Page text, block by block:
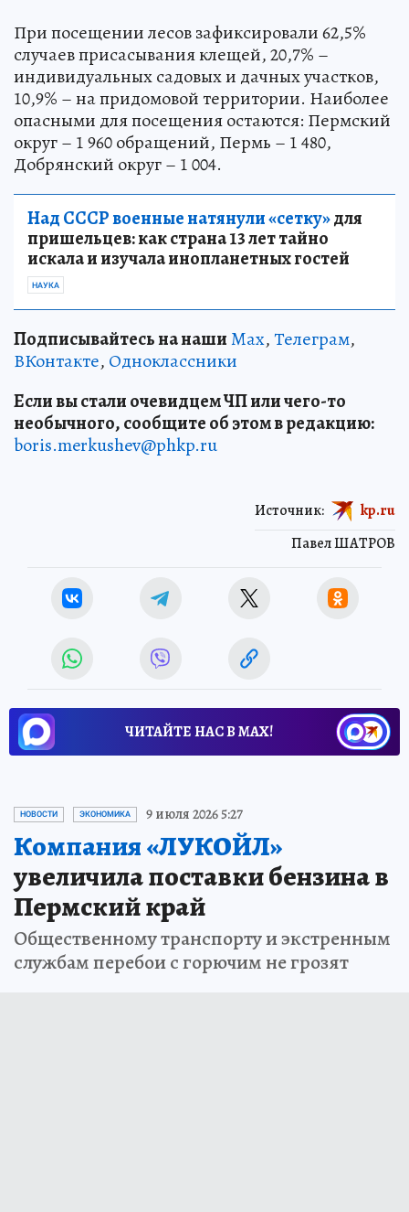
При посещении лесов зафиксировали 62,5%
случаев присасывания клещей, 20,7% –
индивидуальных садовых и дачных участков,
10,9% – на придомовой территории. Наиболее
опасными для посещения остаются: Пермский
округ – 1 960 обращений, Пермь – 1 480,
Добрянский округ – 1 004.
Над СССР военные натянули «сетку»для
пришельцев: как страна 13 лет тайно
искала и изучала инопланетных гостей
НАУКА
Подписывайтесь на нашиMax,Телеграм,
ВКонтакте, Одноклассники
Если вы стали очевидцем ЧП или чего-то
необычного, сообщите об этом в редакцию:
boris.merkushev@phkp.ru
Павел ШАТРОВ
Источник: kp.ru
ЧИТАЙТЕ НАС В МАХ!
НОВОСТИ ЭКОНОМИКА 9 июля 2026 5:27
Компания «ЛУКОЙЛ»
увеличила поставки бензина в
Пермский край
Общественному транспорту и экстренным
службам перебои с горючим не грозят